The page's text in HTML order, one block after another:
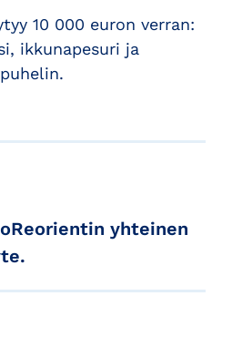
10 000 euron verran:
ikkunapesuri ja
yhteinen